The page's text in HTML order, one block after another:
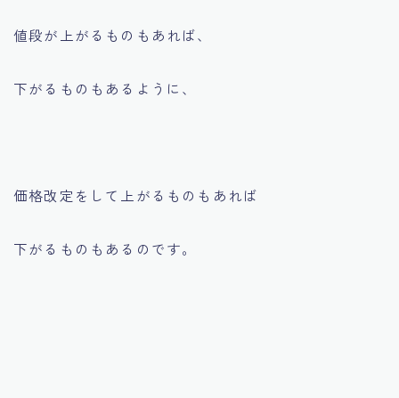
値段が上がるものもあれば、
下がるものもあるように、
価格改定をして上がるものもあれば
下がるものもあるのです。